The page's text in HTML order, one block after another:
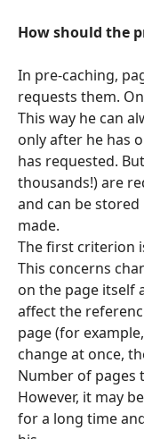
How should the
In pre-caching,
requests them.
This way he can
only after he has
has requested.
thousands!) are
and can be
made.
The first criterion
This concerns
on the page itself
affect the
page (for
change at once,
Number of pages
However, it may
for a long time